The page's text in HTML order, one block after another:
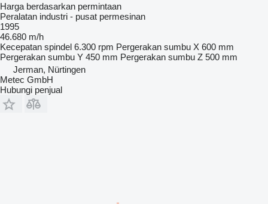
Harga berdasarkan permintaan
Peralatan industri - pusat permesinan
1995
46.680 m/h
Kecepatan spindel 6.300 rpm Pergerakan sumbu X 600 mm
Pergerakan sumbu Y 450 mm Pergerakan sumbu Z 500 mm
Jerman, Nürtingen
Metec GmbH
Hubungi penjual